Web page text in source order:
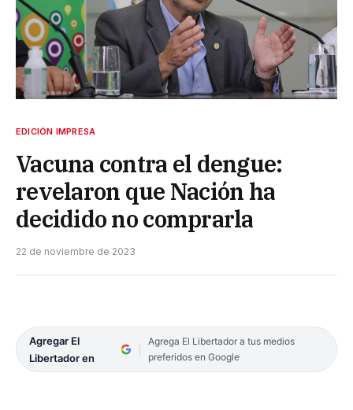
EDICIÓN IMPRESA
Vacuna contra el dengue:
revelaron que Nación ha
decidido no comprarla
22 de noviembre de 2023
Agregar El
Libertador en
Agrega El Libertador a tus medios
preferidos en Google